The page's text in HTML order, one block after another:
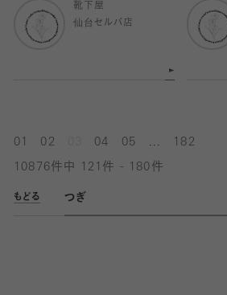
靴下屋
仙台セルバ店
01 02 04 05 182
10876件中 121件 - 180件
もどる つぎ